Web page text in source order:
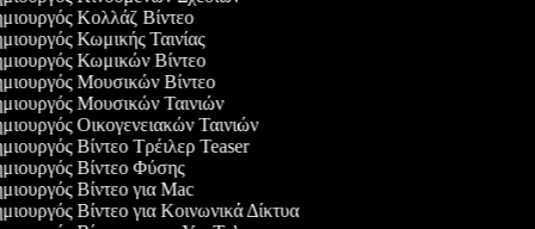
Κολλάζ Βίντεο
Κωμικής Ταινίας
Κωμικών Βίντεο
Μουσικών Βίντεο
Μουσικών Ταινιών
Οικογενειακών Ταινιών
Βίντεο Τρέιλερ Teaser
Βίντεο Φύσης
Βίντεο για Mac
Βίντεο για Κοινωνικά Δίκτυα